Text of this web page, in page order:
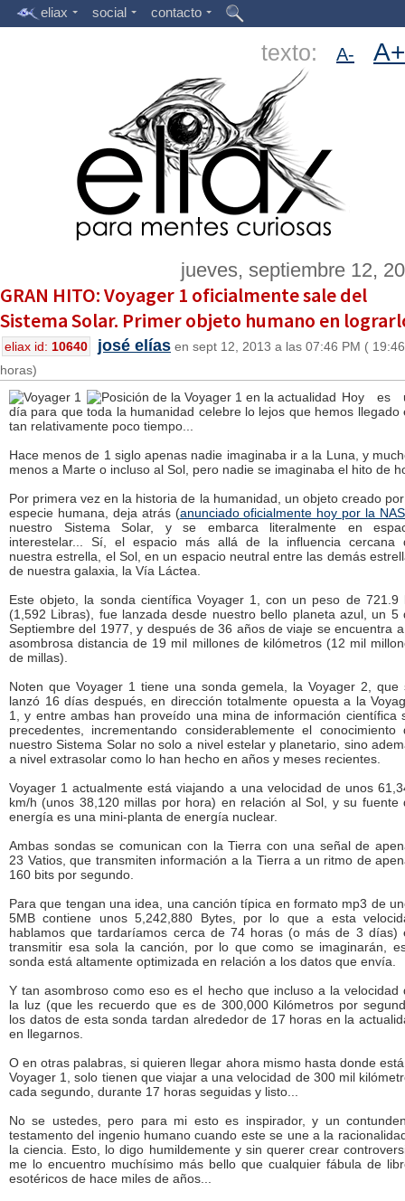
eliax social contacto
texto: A- A+
jueves, septiembre 12,
GRAN HITO: Voyager 1 oficialmente sale del
Sistema Solar. Primer objeto humano en
eliax id: 10640 josé elías en sept 12, 2013 a las 07:46 PM ( 19:46
horas)
Hoy es
día para que toda la humanidad celebre lo lejos que hemos llegado
tan relativamente poco tiempo...
Hace menos de 1 siglo apenas nadie imaginaba ir a la Luna, y
menos a Marte o incluso al Sol, pero nadie se imaginaba el hito de
Por primera vez en la historia de la humanidad, un objeto creado
especie humana, deja atrás (anunciado oficialmente hoy por la
nuestro Sistema Solar, y se embarca literalmente en
interestelar... Sí, el espacio más allá de la influencia cercana
nuestra estrella, el Sol, en un espacio neutral entre las demás
de nuestra galaxia, la Vía Láctea.
Este objeto, la sonda científica Voyager 1, con un peso de 721.9
(1,592 Libras), fue lanzada desde nuestro bello planeta azul, un 5
Septiembre del 1977, y después de 36 años de viaje se encuentra
asombrosa distancia de 19 mil millones de kilómetros (12 mil
de millas).
Noten que Voyager 1 tiene una sonda gemela, la Voyager 2, que
lanzó 16 días después, en dirección totalmente opuesta a la
1, y entre ambas han proveído una mina de información científica
precedentes, incrementando considerablemente el conocimiento
nuestro Sistema Solar no solo a nivel estelar y planetario, sino
a nivel extrasolar como lo han hecho en años y meses recientes.
Voyager 1 actualmente está viajando a una velocidad de unos
km/h (unos 38,120 millas por hora) en relación al Sol, y su fuente
energía es una mini-planta de energía nuclear.
Ambas sondas se comunican con la Tierra con una señal de
23 Vatios, que transmiten información a la Tierra a un ritmo de
160 bits por segundo.
Para que tengan una idea, una canción típica en formato mp3 de
5MB contiene unos 5,242,880 Bytes, por lo que a esta
hablamos que tardaríamos cerca de 74 horas (o más de 3 días)
transmitir esa sola la canción, por lo que como se imaginarán,
sonda está altamente optimizada en relación a los datos que envía.
Y tan asombroso como eso es el hecho que incluso a la velocidad
la luz (que les recuerdo que es de 300,000 Kilómetros por
los datos de esta sonda tardan alrededor de 17 horas en la
en llegarnos.
O en otras palabras, si quieren llegar ahora mismo hasta donde
Voyager 1, solo tienen que viajar a una velocidad de 300 mil
cada segundo, durante 17 horas seguidas y listo...
No se ustedes, pero para mi esto es inspirador, y un
testamento del ingenio humano cuando este se une a la
la ciencia. Esto, lo digo humildemente y sin querer crear
me lo encuentro muchísimo más bello que cualquier fábula de
esotéricos de hace miles de años...